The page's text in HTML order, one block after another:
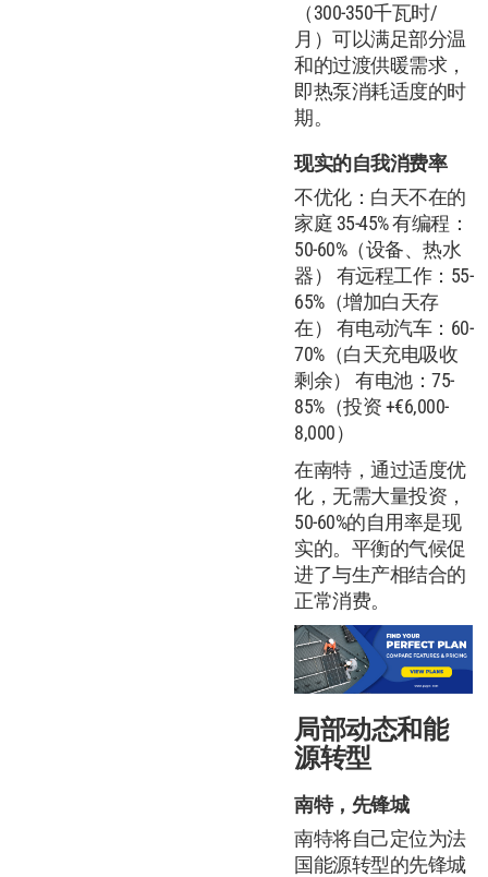
（300-350千瓦时/
月）可以满足部分温
和的过渡供暖需求，
即热泵消耗适度的时
期。
现实的自我消费率
不优化：白天不在的
家庭 35-45% 有编程：
50-60%（设备、热水
器） 有远程工作：55-
65%（增加白天存
在） 有电动汽车：60-
70%（白天充电吸收
剩余） 有电池：75-
85%（投资 +€6,000-
8,000）
在南特，通过适度优
化，无需大量投资，
50-60%的自用率是现
实的。平衡的气候促
进了与生产相结合的
正常消费。
局部动态和能
源转型
南特，先锋城
南特将自己定位为法
国能源转型的先锋城